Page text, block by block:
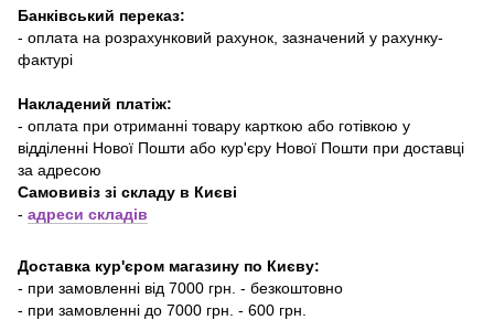
Банківський переказ:
- оплата на розрахунковий рахунок, зазначений у рахунку-
фактурі
Накладений платіж:
- оплата при отриманні товару карткою або готівкою у
відділенні Нової Пошти або кур'єру Нової Пошти при доставці
за адресою
Самовивіз зі складу в Києві
- адреси складів
Доставка кур'єром магазину по Києву:
- при замовленні від 7000 грн. - безкоштовно
- при замовленні до 7000 грн. - 600 грн.